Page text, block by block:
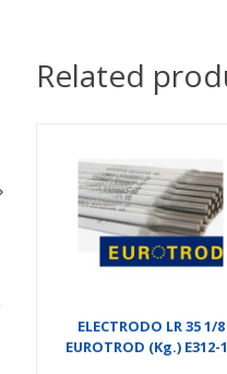
Related
ELECTRODO LR 35 1/8
EUROTROD (Kg.) E312-